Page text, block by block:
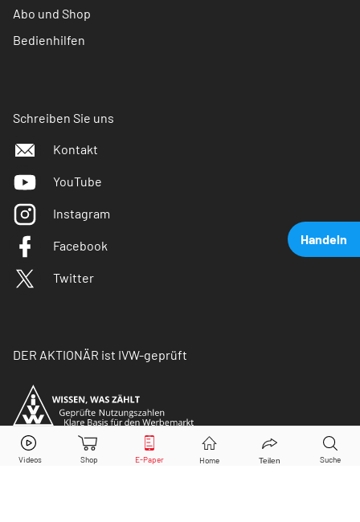
Handeln
Airbus Aktie jetzt handeln?
Abo und Shop
Bedienhilfen
Schreiben Sie uns
Kontakt
YouTube
Instagram
Facebook
Twitter
DER AKTIONÄR ist IVW-geprüft